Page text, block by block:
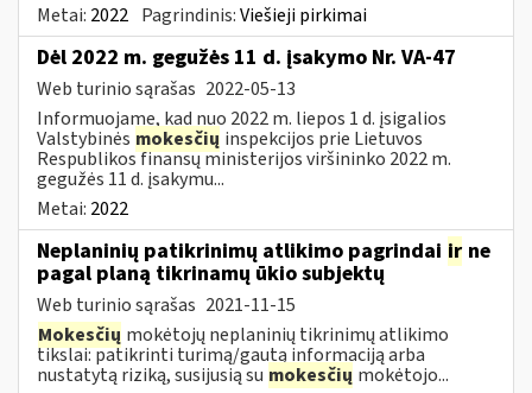
Metai: 2022 Pagrindinis:Viešieji pirkimai
Dėl 2022 m. gegužės 11 d. įsakymo Nr. VA-47
Web turinio sąrašas 2022-05-13
Informuojame, kad nuo 2022 m. liepos 1 d. įsigalios
Valstybinės mokesčių inspekcijos prie Lietuvos
Respublikos finansų ministerijos viršininko 2022 m.
gegužės 11 d. įsakymu...
Metai: 2022
Neplaninių patikrinimų atlikimo pagrindai ir ne
pagal planą tikrinamų ūkio subjektų
Web turinio sąrašas 2021-11-15
Mokesčių mokėtojų neplaninių tikrinimų atlikimo
tikslai: patikrinti turimą/gautą informaciją arba
nustatytą riziką, susijusią su mokesčių mokėtojo...